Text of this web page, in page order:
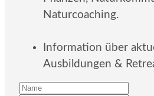
Naturcoaching.
Information über
Ausbildungen &